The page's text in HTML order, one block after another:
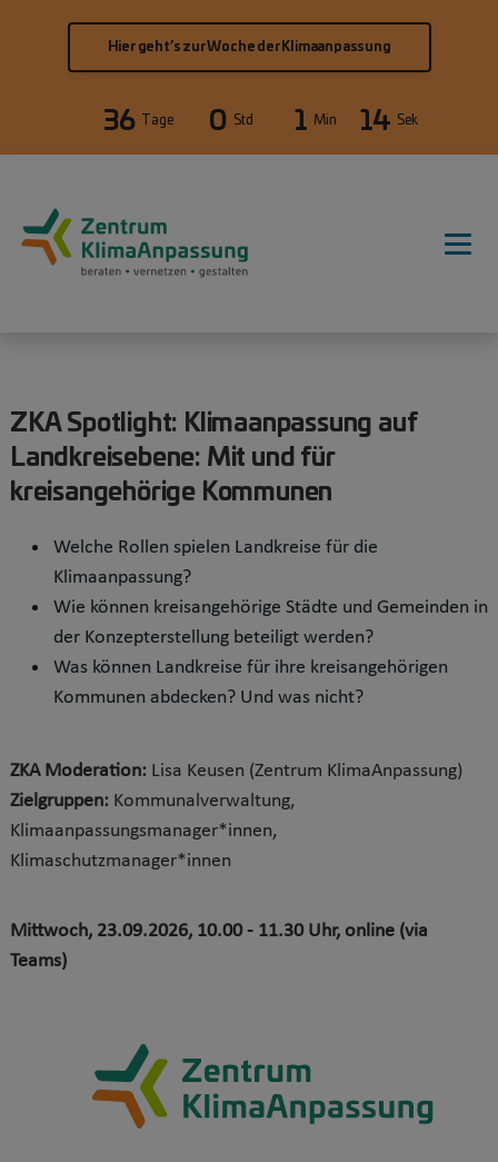
Hier geht’s zur Woche der Klimaanpassung
36 Tage 0 Std 1 Min 13 Sek
ZKA Spotlight: Klimaanpassung auf
Landkreisebene: Mit und für
kreisangehörige Kommunen
Welche Rollen spielen Landkreise für die
Klimaanpassung?
Wie können kreisangehörige Städte und Gemeinden in
der Konzepterstellung beteiligt werden?
Was können Landkreise für ihre kreisangehörigen
Kommunen abdecken? Und was nicht?
ZKA Moderation: Lisa Keusen (Zentrum KlimaAnpassung)
Zielgruppen: Kommunalverwaltung,
Klimaanpassungsmanager*innen,
Klimaschutzmanager*innen
Mittwoch, 23.09.2026, 10.00 - 11.30 Uhr, online (via
Teams)